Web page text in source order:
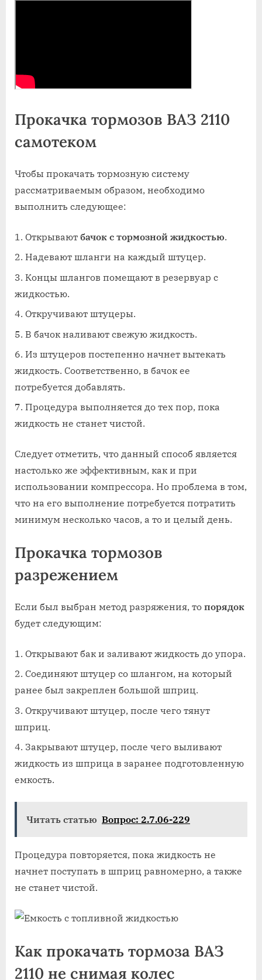
Прокачка тормозов ВАЗ 2110
самотеком
Чтобы прокачать тормозную систему
рассматриваемым образом, необходимо
выполнить следующее:
Открывают бачок с тормозной жидкостью.
Надевают шланги на каждый штуцер.
Концы шлангов помещают в резервуар с
жидкостью.
Откручивают штуцеры.
В бачок наливают свежую жидкость.
Из штуцеров постепенно начнет вытекать
жидкость. Соответственно, в бачок ее
потребуется добавлять.
Процедура выполняется до тех пор, пока
жидкость не станет чистой.
Следует отметить, что данный способ является
настолько же эффективным, как и при
использовании компрессора. Но проблема в том,
что на его выполнение потребуется потратить
минимум несколько часов, а то и целый день.
Прокачка тормозов
разрежением
Если был выбран метод разряжения, то порядок
будет следующим:
Открывают бак и заливают жидкость до упора.
Соединяют штуцер со шлангом, на который
ранее был закреплен большой шприц.
Откручивают штуцер, после чего тянут
шприц.
Закрывают штуцер, после чего выливают
жидкость из шприца в заранее подготовленную
емкость.
Читать статью Вопрос: 2.7.06-229
Процедура повторяется, пока жидкость не
начнет поступать в шприц равномерно, а также
не станет чистой.
Как прокачать тормоза ВАЗ
2110 не снимая колес